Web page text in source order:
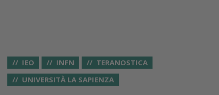
IEO INFN
TERANOSTICA
UNIVERSITÀ LA SAPIENZA